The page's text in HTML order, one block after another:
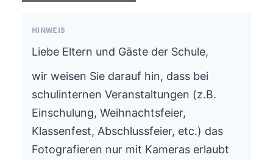
HINWEIS
Liebe Eltern und Gäste der Schule,
wir weisen Sie darauf hin, dass bei
schulinternen Veranstaltungen (z.B.
Einschulung, Weihnachtsfeier,
Klassenfest, Abschlussfeier, etc.) das
Fotografieren nur mit Kameras erlaubt